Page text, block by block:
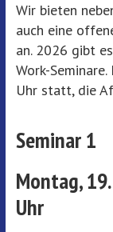
Wir bieten
auch eine
an. 2026 gibt
Work-
Uhr statt, die
Seminar 1
Montag,
Uhr